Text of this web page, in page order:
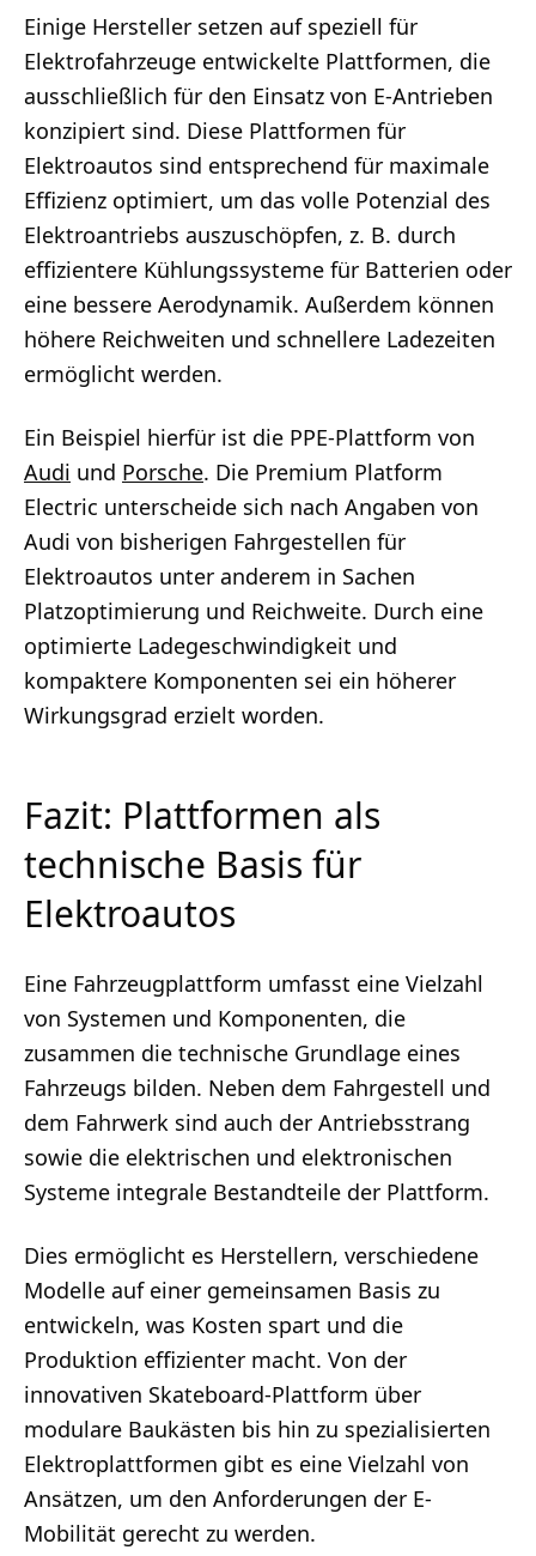
Einige Hersteller setzen auf speziell für
Elektrofahrzeuge entwickelte Plattformen, die
ausschließlich für den Einsatz von E-Antrieben
konzipiert sind. Diese Plattformen für
Elektroautos sind entsprechend für maximale
Effizienz optimiert, um das volle Potenzial des
Elektroantriebs auszuschöpfen, z. B. durch
effizientere Kühlungssysteme für Batterien oder
eine bessere Aerodynamik. Außerdem können
höhere Reichweiten und schnellere Ladezeiten
ermöglicht werden.
Ein Beispiel hierfür ist die PPE-Plattform von
Audi und Porsche. Die Premium Platform
Electric unterscheide sich nach Angaben von
Audi von bisherigen Fahrgestellen für
Elektroautos unter anderem in Sachen
Platzoptimierung und Reichweite. Durch eine
optimierte Ladegeschwindigkeit und
kompaktere Komponenten sei ein höherer
Wirkungsgrad erzielt worden.
Fazit: Plattformen als
technische Basis für
Elektroautos
Eine Fahrzeugplattform umfasst eine Vielzahl
von Systemen und Komponenten, die
zusammen die technische Grundlage eines
Fahrzeugs bilden. Neben dem Fahrgestell und
dem Fahrwerk sind auch der Antriebsstrang
sowie die elektrischen und elektronischen
Systeme integrale Bestandteile der Plattform.
Dies ermöglicht es Herstellern, verschiedene
Modelle auf einer gemeinsamen Basis zu
entwickeln, was Kosten spart und die
Produktion effizienter macht. Von der
innovativen Skateboard-Plattform über
modulare Baukästen bis hin zu spezialisierten
Elektroplattformen gibt es eine Vielzahl von
Ansätzen, um den Anforderungen der E-
Mobilität gerecht zu werden.